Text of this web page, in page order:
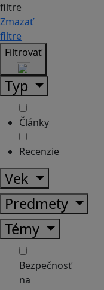
filtre
Zmazať
filtre
Filtrovať
Typ
Články
Recenzie
Vek
Predmety
Témy
Bezpečnosť
na